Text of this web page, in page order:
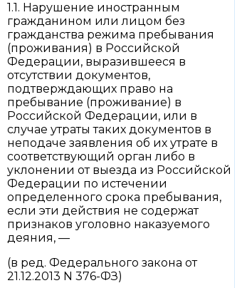
1.1. Нарушение иностранным
гражданином или лицом без
гражданства режима пребывания
(проживания) в Российской
Федерации, выразившееся в
отсутствии документов,
подтверждающих право на
пребывание (проживание) в
Российской Федерации, или в
случае утраты таких документов в
неподаче заявления об их утрате в
соответствующий орган либо в
уклонении от выезда из Российской
Федерации по истечении
определенного срока пребывания,
если эти действия не содержат
признаков уголовно наказуемого
деяния, —
(в ред. Федерального закона от
21.12.2013 N 376-ФЗ)